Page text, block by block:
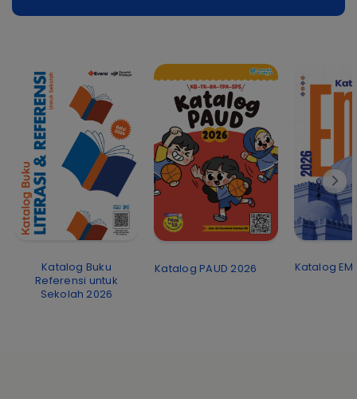
Katalog Buku
Referensi untuk
Sekolah 2026
Katalog PAUD 2026 Katalog